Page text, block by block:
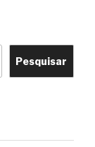
Pesquisar